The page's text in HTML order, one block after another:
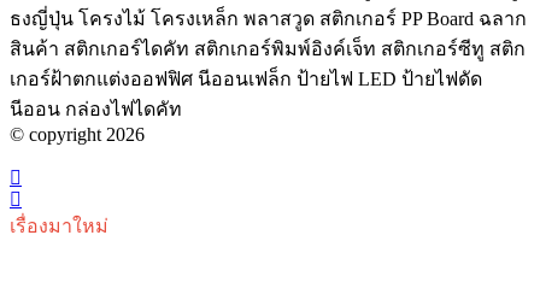
ธงญี่ปุ่น โครงไม้ โครงเหล็ก พลาสวูด สติกเกอร์ PP Board ฉลาก
สินค้า สติกเกอร์ไดคัท สติกเกอร์พิมพ์อิงค์เจ็ท สติกเกอร์ซีทู สติก
เกอร์ฝ้าตกแต่งออฟฟิศ นีออนเฟล็ก ป้ายไฟ LED ป้ายไฟดัด
นีออน กล่องไฟไดคัท
© copyright 2026
เรื่องมาใหม่